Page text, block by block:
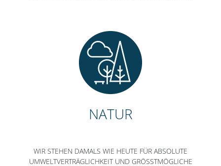
NATUR
WIR STEHEN DAMALS WIE HEUTE FÜR ABSOLUTE
UMWELTVERTRÄGLICHKEIT UND GRÖSSTMÖGLICHE S